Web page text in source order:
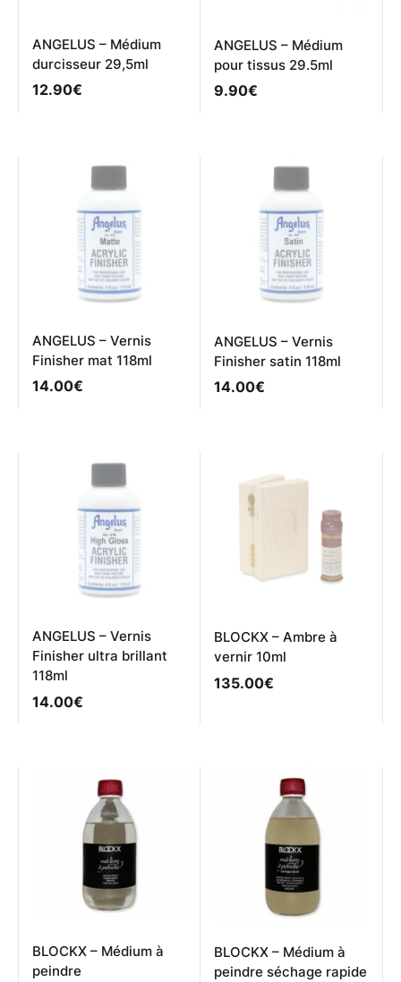
ANGELUS – Médium
durcisseur 29,5ml
12.90€
ANGELUS – Médium
pour tissus 29.5ml
9.90€
ANGELUS – Vernis
Finisher mat 118ml
14.00€
ANGELUS – Vernis
Finisher satin 118ml
14.00€
ANGELUS – Vernis
Finisher ultra brillant
118ml
14.00€
BLOCKX – Ambre à
vernir 10ml
135.00€
BLOCKX – Médium à
peindre
BLOCKX – Médium à
peindre séchage rapide